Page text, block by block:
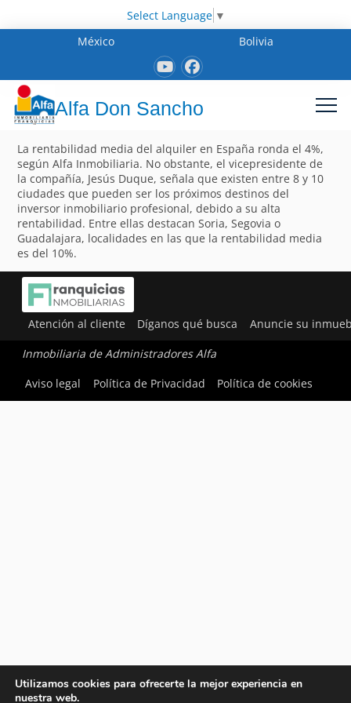
Select Language ▼
México
Bolivia
Alfa Don Sancho
La rentabilidad media del alquiler en España ronda el 4%,
según Alfa Inmobiliaria. No obstante, el vicepresidente de
la compañía, Jesús Duque, señala que existen entre 8 y 10
ciudades que pueden ser los próximos destinos del
inversor inmobiliario profesional, debido a su alta
rentabilidad. Entre ellas destacan Soria, Segovia o
Guadalajara, localidades en las que la rentabilidad media
es del 10%.
Atención al cliente Díganos qué busca Anuncie su
Inmobiliaria de Administradores Alfa
Aviso legal
Política de Privacidad Política de cookies
Utilizamos cookies para ofrecerte la mejor experiencia en
nuestra web.